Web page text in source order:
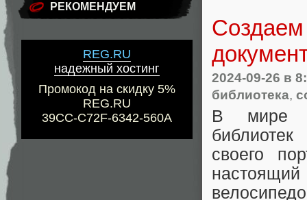
РЕКОМЕНДУЕМ
REG.RU
надежный хостинг
Промокод на скидку 5%
REG.RU
39CC-C72F-6342-560A
Создаем
2024-09-26 в
библиотека,
В мире
своего